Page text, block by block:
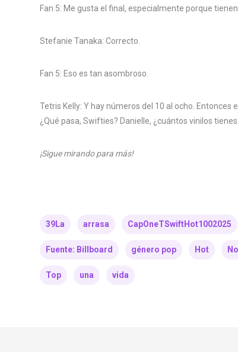
Fan 5: Me gusta el final, especialmente porque
Stefanie Tanaka: Correcto.
Fan 5: Eso es tan asombroso.
Tetris Kelly: Y hay números del 10 al ocho. Entonces
¿Qué pasa, Swifties? Danielle, ¿cuántos vinilos
¡Sigue mirando para más!
39La arrasa CapOneTSwiftHot1002025
Fuente: Billboard género pop Hot
Top una vida